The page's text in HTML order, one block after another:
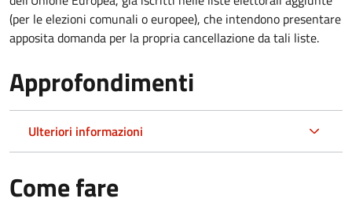
(per le elezioni comunali o europee), che intendono presentare
apposita domanda per la propria cancellazione da tali liste.
Approfondimenti
Ulteriori informazioni
Come fare